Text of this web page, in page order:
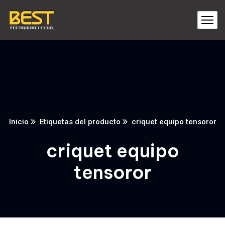
Inicio Etiquetas del producto criquet equipo tensoror
criquet equipo
tensoror